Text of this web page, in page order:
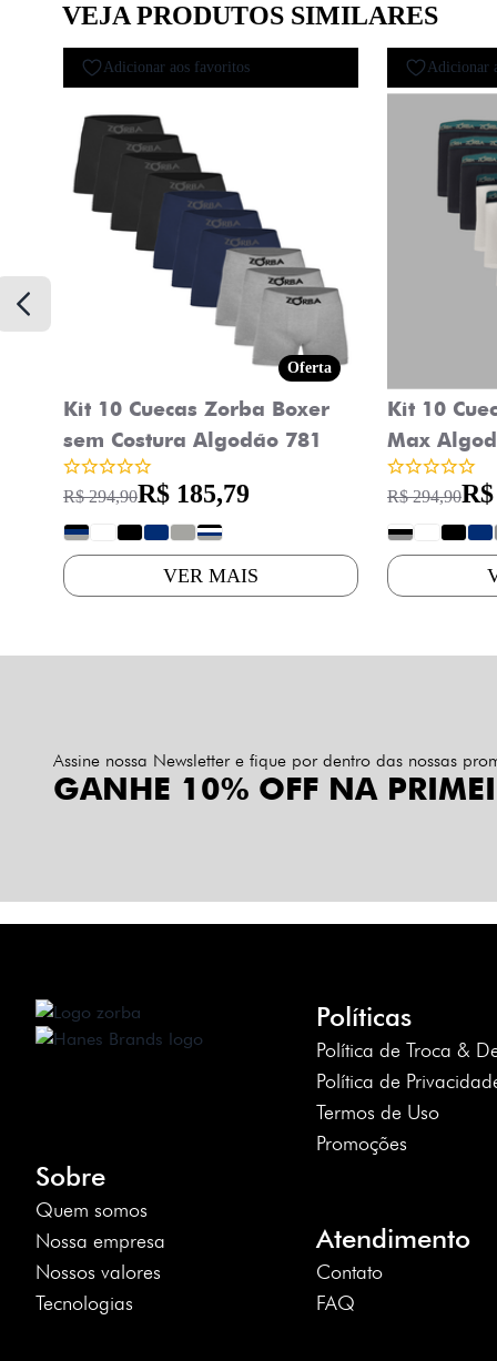
VEJA PRODUTOS SIMILARES
Adicionar aos favoritos
Oferta
Kit 10 Cuecas Zorba Boxer
sem Costura Algodão 781
R$ 294,90R$ 185,79
? ?
VER MAIS
Adicionar
Kit 10
Max
R$ 294,90
?
Assine nossa Newsletter e fique por dentro das nossas
GANHE 10% OFF NA
Sobre
Quem somos
Nossa empresa
Nossos valores
Tecnologias
Políticas
Política de Troca &
Política de
Termos de Uso
Promoções
Atendimento
Contato
FAQ